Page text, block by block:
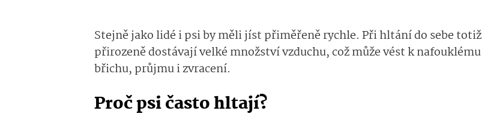
Stejně jako lidé i psi by měli jíst přiměřeně rychle. Při hltání do sebe totiž
přirozeně dostávají velké množství vzduchu, což může vést k nafouklému
břichu, průjmu i zvracení.
Proč psi často hltají?